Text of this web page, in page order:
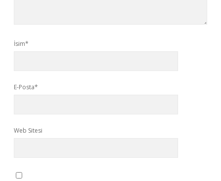
İsim*
E-Posta*
Web Sitesi